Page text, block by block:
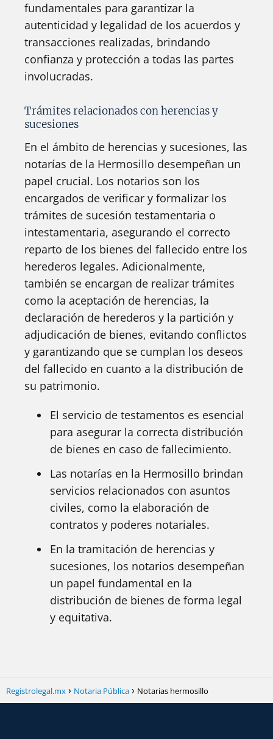
fundamentales para garantizar la
autenticidad y legalidad de los acuerdos y
transacciones realizadas, brindando
confianza y protección a todas las partes
involucradas.
Trámites relacionados con herencias y
sucesiones
En el ámbito de herencias y sucesiones, las
notarías de la Hermosillo desempeñan un
papel crucial. Los notarios son los
encargados de verificar y formalizar los
trámites de sucesión testamentaria o
intestamentaria, asegurando el correcto
reparto de los bienes del fallecido entre los
herederos legales. Adicionalmente,
también se encargan de realizar trámites
como la aceptación de herencias, la
declaración de herederos y la partición y
adjudicación de bienes, evitando conflictos
y garantizando que se cumplan los deseos
del fallecido en cuanto a la distribución de
su patrimonio.
El servicio de testamentos es esencial
para asegurar la correcta distribución
de bienes en caso de fallecimiento.
Las notarías en la Hermosillo brindan
servicios relacionados con asuntos
civiles, como la elaboración de
contratos y poderes notariales.
En la tramitación de herencias y
sucesiones, los notarios desempeñan
un papel fundamental en la
distribución de bienes de forma legal
y equitativa.
Registrolegal.mx Notaria Pública Notarias hermosillo